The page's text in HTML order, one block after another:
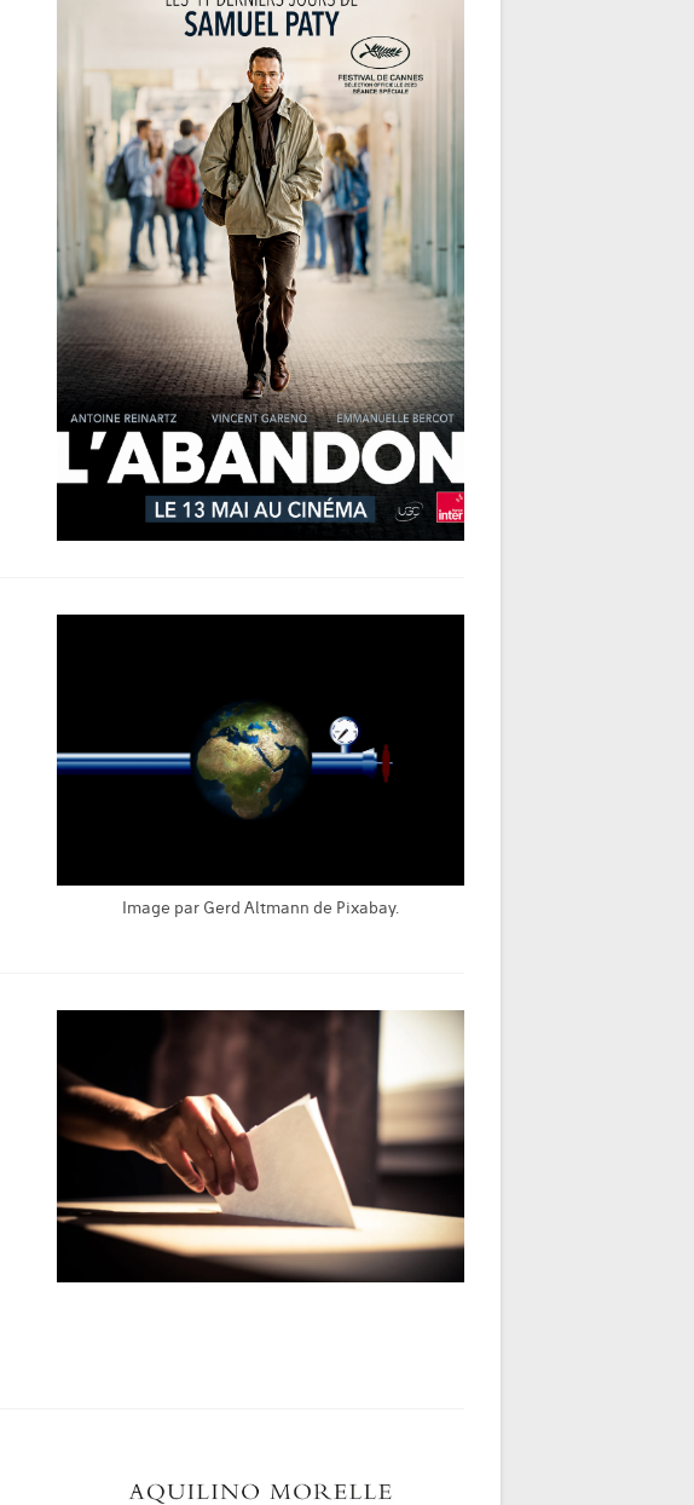
Image par Gerd Altmann de Pixabay.